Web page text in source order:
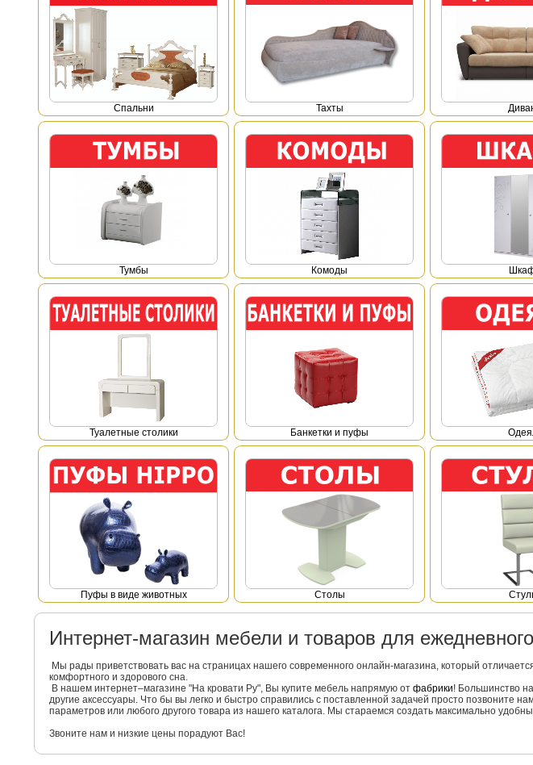
Спальни Тахты
Тумбы Комоды
Туалетные столики Банкетки и пуфы
Пуфы в виде животных Столы
Интернет-магазин мебели и товаров для
Мы рады приветствовать вас на страницах нашего современного онлайн-магазина, который
комфортного и здорового сна.
В нашем интернет–магазине "На кровати Ру", Вы купите мебель напрямую от фабрики! Большинство
другие аксессуары. Что бы вы легко и быстро справились с поставленной задачей просто позвоните
параметров или любого другого товара из нашего каталога. Мы стараемся создать максимально
Звоните нам и низкие цены порадуют Вас!